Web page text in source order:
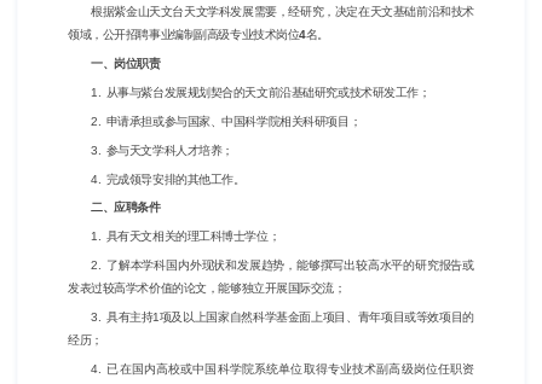
根据紫金山天文台天文学科发展需要，经研究，决定在天文基础前沿和技术
领域，公开招聘事业编制副高级专业技术岗位4名。
一、岗位职责
1. 从事与紫台发展规划契合的天文前沿基础研究或技术研发工作；
2. 申请承担或参与国家、中国科学院相关科研项目；
3. 参与天文学科人才培养；
4. 完成领导安排的其他工作。
二、应聘条件
1. 具有天文相关的理工科博士学位；
2. 了解本学科国内外现状和发展趋势，能够撰写出较高水平的研究报告或
发表过较高学术价值的论文，能够独立开展国际交流；
3. 具有主持1项及以上国家自然科学基金面上项目、青年项目或等效项目的
经历；
4. 已在国内高校或中国科学院系统单位取得专业技术副高级岗位任职资